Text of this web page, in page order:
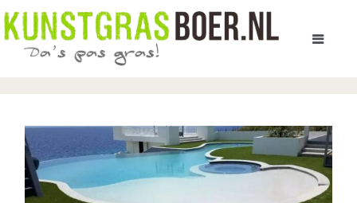
Ga
naar
inhoud
Toggle
AANBOD KUNSTGRAS
PRIJS EN LEVERTIJD